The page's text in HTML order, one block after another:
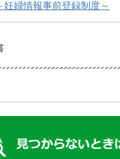
妊婦情報事前登録制度～